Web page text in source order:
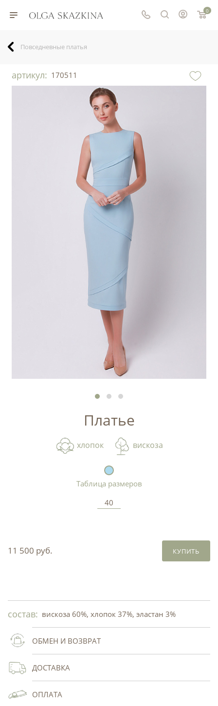
0
Повседневные платья
артикул: 170511
Платье
хлопок вискоза
Таблица размеров
40
11 500 руб. КУПИТЬ
состав: вискоза 60%, хлопок 37%, эластан 3%
ОБМЕН И ВОЗВРАТ
ДОСТАВКА
ОПЛАТА